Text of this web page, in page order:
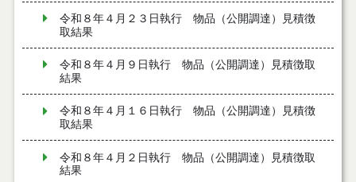
令和８年４月２３日執行 物品（公開調達）見積徴
取結果
令和８年４月９日執行 物品（公開調達）見積徴取
結果
令和８年４月１６日執行 物品（公開調達）見積徴
取結果
令和８年４月２日執行 物品（公開調達）見積徴取
結果